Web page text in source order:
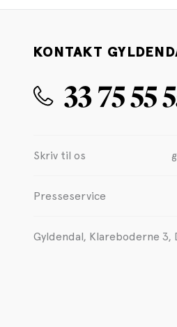
KONTAKT
33 75 55
Skriv til os
Presseservice
Gyldendal, Klareboderne 3,